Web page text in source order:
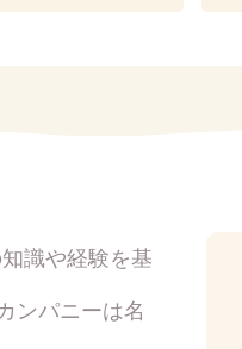
識や経験を基
ンパニーは名